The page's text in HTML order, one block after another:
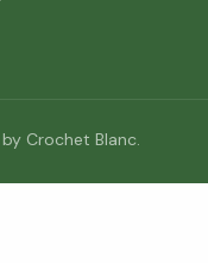
Crochet Blanc.